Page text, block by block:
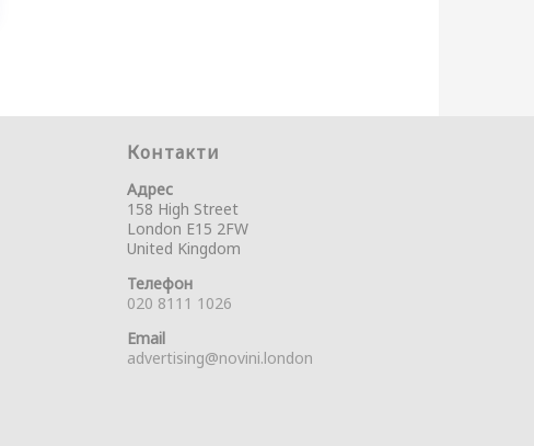
Контакти
Адрес
158 High Street
London E15 2FW
United Kingdom
Телефон
020 8111 1026
Email
advertising@novini.london